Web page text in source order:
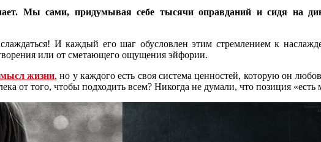
Мы сами, придумывая себе тысячи оправданий и сидя на
И каждый его шаг обусловлен этим стремлением к
или от сметающего ощущения эйфории.
жизни, но у каждого есть своя система ценностей, которую он
от того, чтобы подходить всем? Никогда не думали, что позиция